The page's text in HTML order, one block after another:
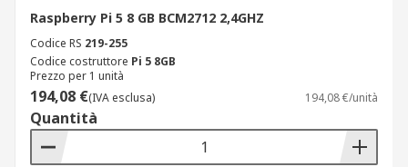
Raspberry Pi 5 8 GB BCM2712 2,4GHZ
Codice RS 219-255
Codice costruttore Pi 5 8GB
Prezzo per 1 unità
194,08 €(IVA esclusa) 194,08 €/unità
Quantità